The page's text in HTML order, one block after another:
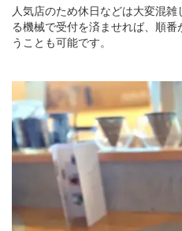
人気店のため休日などは大変混
る機械で受付を済ませれば、順
うことも可能です。